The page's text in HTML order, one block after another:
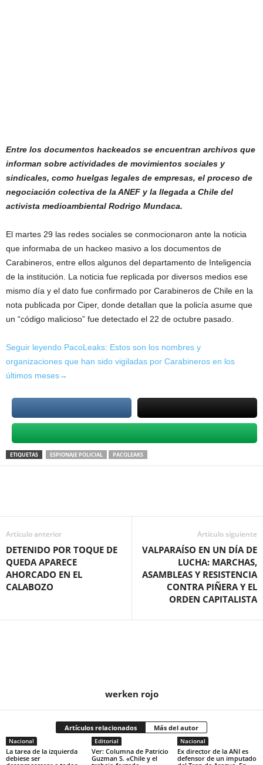
Entre los documentos hackeados se encuentran archivos que
informan sobre actividades de movimientos sociales y
sindicales, como huelgas legales de empresas, el proceso de
negociación colectiva de la ANEF y la llegada a Chile del
activista medioambiental Rodrigo Mundaca.
El martes 29 las redes sociales se conmocionaron ante la noticia
que informaba de un hackeo masivo a los documentos de
Carabineros, entre ellos algunos del departamento de Inteligencia
de la institución. La noticia fue replicada por diversos medios ese
mismo día y el dato fue confirmado por Carabineros de Chile en la
nota publicada por Ciper, donde detallan que la policía asume que
un “código malicioso” fue detectado el 22 de octubre pasado.
Seguir leyendo PacoLeaks: Estos son los nombres y
organizaciones que han sido vigiladas por Carabineros en los
últimos meses→
ETIQUETAS ESPIONAJE POLICIAL PACOLEAKS
Artículo anterior
DETENIDO POR TOQUE DE
QUEDA APARECE
AHORCADO EN EL
CALABOZO
Artículo siguiente
VALPARAÍSO EN UN DÍA DE
LUCHA: MARCHAS,
ASAMBLEAS Y RESISTENCIA
CONTRA PIÑERA Y EL
ORDEN CAPITALISTA
werken rojo
Artículos relacionados Más del autor
Nacional
La tarea de la izquierda
debiese ser
Editorial
Ver: Columna de Patricio
Guzman S. «Chile y el
Nacional
Ex director de la ANI es
defensor de un imputado